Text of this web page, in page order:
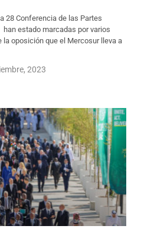
28 Conferencia de las Partes
han estado marcadas por varios
la oposición que el Mercosur lleva a
2023